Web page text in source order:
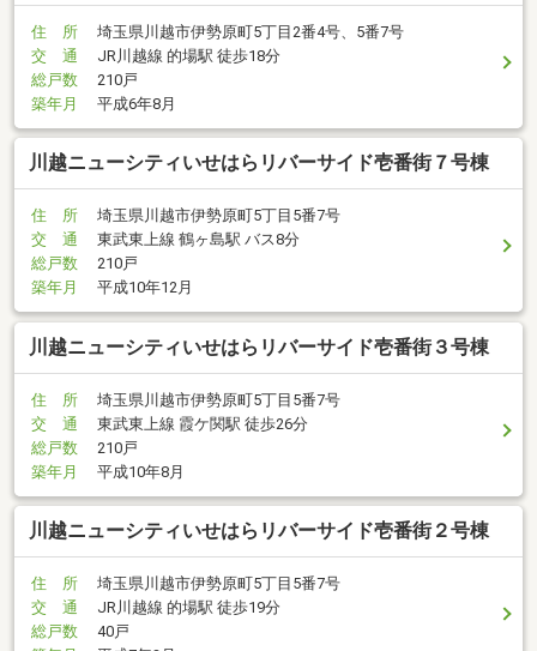
住 所
埼玉県川越市伊勢原町5丁目2番4号、5番7号
交 通
JR川越線 的場駅 徒歩18分
総戸数
210戸
築年月
平成6年8月
川越ニューシティいせはらリバーサイド壱番街７号棟
住 所
埼玉県川越市伊勢原町5丁目5番7号
交 通
東武東上線 鶴ヶ島駅 バス8分
総戸数
210戸
築年月
平成10年12月
川越ニューシティいせはらリバーサイド壱番街３号棟
住 所
埼玉県川越市伊勢原町5丁目5番7号
交 通
東武東上線 霞ケ関駅 徒歩26分
総戸数
210戸
築年月
平成10年8月
川越ニューシティいせはらリバーサイド壱番街２号棟
住 所
埼玉県川越市伊勢原町5丁目5番7号
交 通
JR川越線 的場駅 徒歩19分
総戸数
40戸